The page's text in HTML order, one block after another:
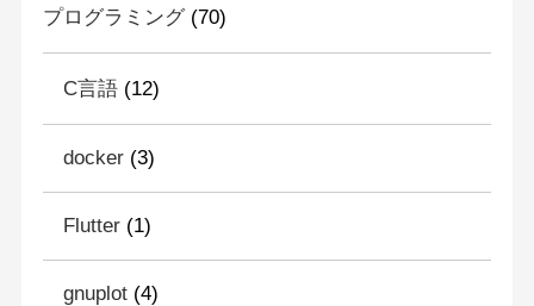
プログラミング(70)
C言語(12)
docker(3)
Flutter(1)
gnuplot(4)